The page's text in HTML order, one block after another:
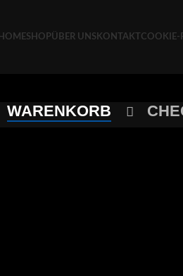
HOMESHOPÜBER UNS KONTAKT COOKIE-
WARENKORB